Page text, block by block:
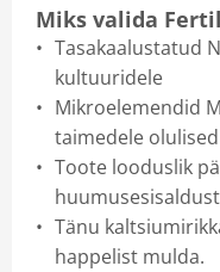
Miks valida
Tasakaalustatud
kultuuridele
Mikroelemendid
taimedele
Toote looduslik
Tänu
happelist mulda.